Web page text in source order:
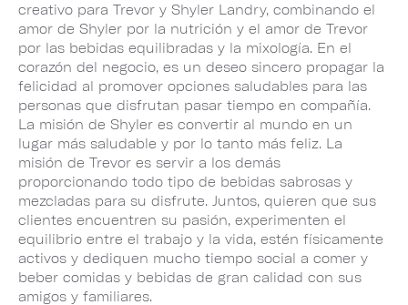
creativo para Trevor y Shyler Landry, combinando el
amor de Shyler por la nutrición y el amor de Trevor
por las bebidas equilibradas y la mixología. En el
corazón del negocio, es un deseo sincero propagar la
felicidad al promover opciones saludables para las
personas que disfrutan pasar tiempo en compañía.
La misión de Shyler es convertir al mundo en un
lugar más saludable y por lo tanto más feliz. La
misión de Trevor es servir a los demás
proporcionando todo tipo de bebidas sabrosas y
mezcladas para su disfrute. Juntos, quieren que sus
clientes encuentren su pasión, experimenten el
equilibrio entre el trabajo y la vida, estén físicamente
activos y dediquen mucho tiempo social a comer y
beber comidas y bebidas de gran calidad con sus
amigos y familiares.